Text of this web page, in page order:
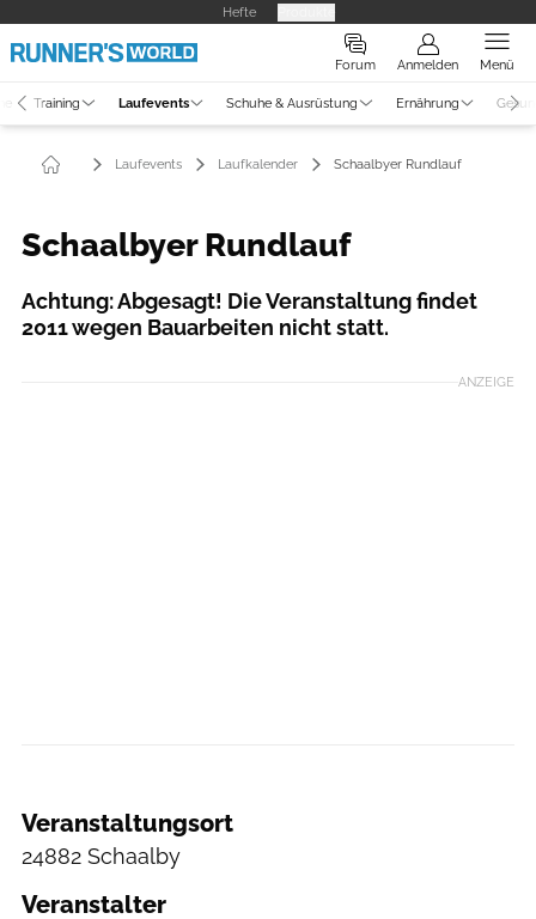
Hefte
Forum Anmelden Menü
Training Laufevents Schuhe & Ausrüstung Ernährung
Laufevents Laufkalender Schaalbyer Rundlauf
Schaalbyer Rundlauf
Achtung: Abgesagt! Die Veranstaltung findet
2011 wegen Bauarbeiten nicht statt.
ANZEIGE
Veranstaltungsort
24882 Schaalby
Veranstalter